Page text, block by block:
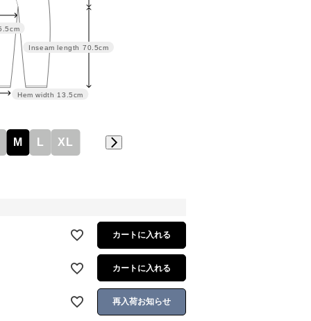
Inseam length 70.5cm
Hem width 13.5cm
M L XL
カートに入れる
カートに入れる
再入荷お知らせ